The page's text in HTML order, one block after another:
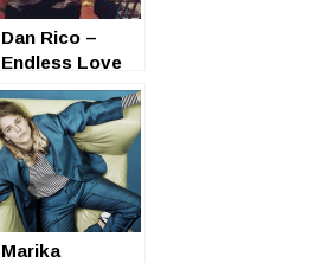
Dan Rico –
Endless Love
entre Bowie et
Television
Marika